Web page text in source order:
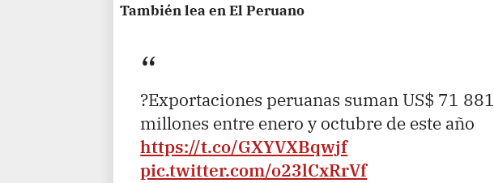
También lea en El Peruano
?Exportaciones peruanas suman US$ 71 881
millones entre enero y octubre de este año
https://t.co/GXYVXBqwjf
pic.twitter.com/o23lCxRrVf